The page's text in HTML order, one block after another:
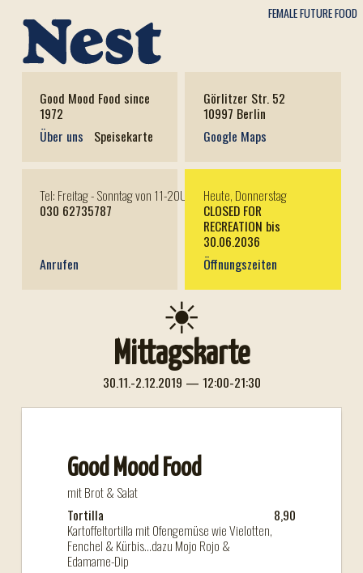
FEMALE FUTURE FOOD
Good Mood Food since
1972
Über uns
Speisekarte
Görlitzer Str. 52
10997 Berlin
Google Maps
Tel: Freitag - Sonntag von 11-20Uhr
030 62735787
Anrufen
Heute, Donnerstag
CLOSED FOR
RECREATION bis
30.06.2036
Öffnungszeiten
☀
Mittagskarte
30.11.-2.12.2019 — 12:00-21:30
Good Mood Food
mit Brot & Salat
Tortilla
Kartoffeltortilla mit Ofengemüse wie Vielotten,
Fenchel & Kürbis...dazu Mojo Rojo &
Edamame-Dip
8,90